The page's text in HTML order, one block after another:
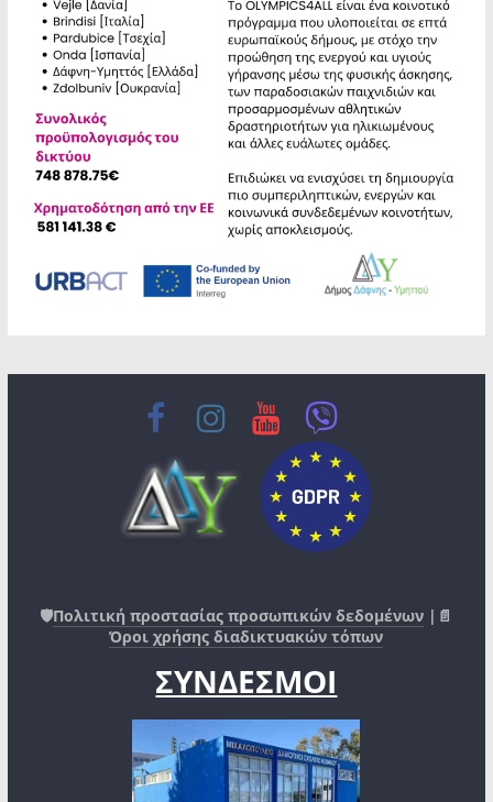
🛡️Πολιτική προστασίας προσωπικών δεδομένων |📄
Όροι χρήσης διαδικτυακών τόπων
ΣΥΝΔΕΣΜΟΙ